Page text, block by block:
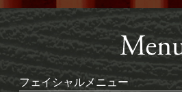
フェイシャルメニュー